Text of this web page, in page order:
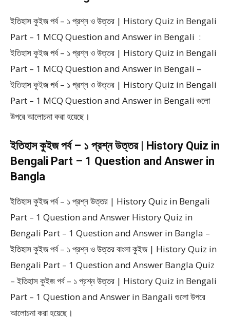
ইতিহাস কুইজ পর্ব – ১ প্রশ্ন ও উত্তর | History Quiz in Bengali
Part – 1 MCQ Question and Answer in Bengali :
ইতিহাস কুইজ পর্ব – ১ প্রশ্ন ও উত্তর | History Quiz in Bengali
Part – 1 MCQ Question and Answer in Bengali –
ইতিহাস কুইজ পর্ব – ১ প্রশ্ন ও উত্তর | History Quiz in Bengali
Part – 1 MCQ Question and Answer in Bengali গুলো
উপরে আলোচনা করা হয়েছে।
ইতিহাস কুইজ পর্ব – ১ প্রশ্ন উত্তর | History Quiz in
Bengali Part – 1 Question and Answer in
Bangla
ইতিহাস কুইজ পর্ব – ১ প্রশ্ন উত্তর | History Quiz in Bengali
Part – 1 Question and Answer History Quiz in
Bengali Part – 1 Question and Answer in Bangla –
ইতিহাস কুইজ পর্ব – ১ প্রশ্ন ও উত্তর বাংলা কুইজ | History Quiz in
Bengali Part – 1 Question and Answer Bangla Quiz
– ইতিহাস কুইজ পর্ব – ১ প্রশ্ন উত্তর | History Quiz in Bengali
Part – 1 Question and Answer in Bangali গুলো উপরে
আলোচনা করা হয়েছে।